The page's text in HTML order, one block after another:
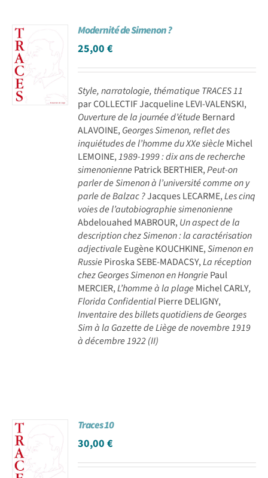
Modernité de Simenon ?
25,00€
Style, narratologie, thématique TRACES 11
par COLLECTIF Jacqueline LEVI-VALENSKI,
Ouverture de la journée d’étude Bernard
ALAVOINE,Georges Simenon, reflet des
inquiétudes de l’homme du XXe siècle Michel
LEMOINE,1989-1999 : dix ans de recherche
simenonienne Patrick BERTHIER,Peut-on
parler de Simenon à l’université comme on y
parle de Balzac ?Jacques LECARME,Les cinq
voies de l’autobiographie simenonienne
Abdelouahed MABROUR,Un aspect de la
description chez Simenon : la caractérisation
adjectivale Eugène KOUCHKINE,Simenon en
Russie Piroska SEBE-MADACSY,La réception
chez Georges Simenon en Hongrie Paul
MERCIER,L’homme à la plage Michel CARLY,
Florida ConfidentialPierre DELIGNY,
Inventaire des billets quotidiens de Georges
Sim à la Gazette de Liège de novembre 1919
à décembre 1922 (II)
Traces 10
30,00€